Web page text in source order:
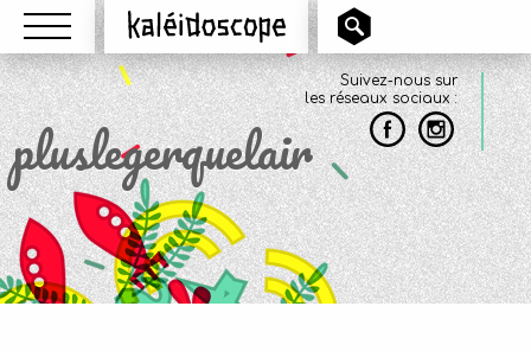
Menu Kaléidoscope
Suivez-nous sur
les réseaux sociaux :
pluslegerquelair